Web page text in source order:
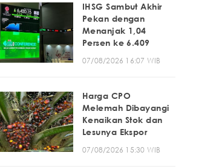
IHSG Sambut Akhir
Pekan dengan
Menanjak 1,04
Persen ke 6.409
07/08/2026 16:07 WIB
Harga CPO
Melemah Dibayangi
Kenaikan Stok dan
Lesunya Ekspor
07/08/2026 15:30 WIB